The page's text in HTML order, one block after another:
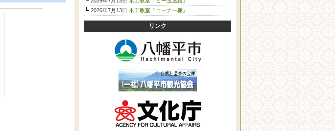
2026年7月13日 木工教室『コーナー棚』
リンク